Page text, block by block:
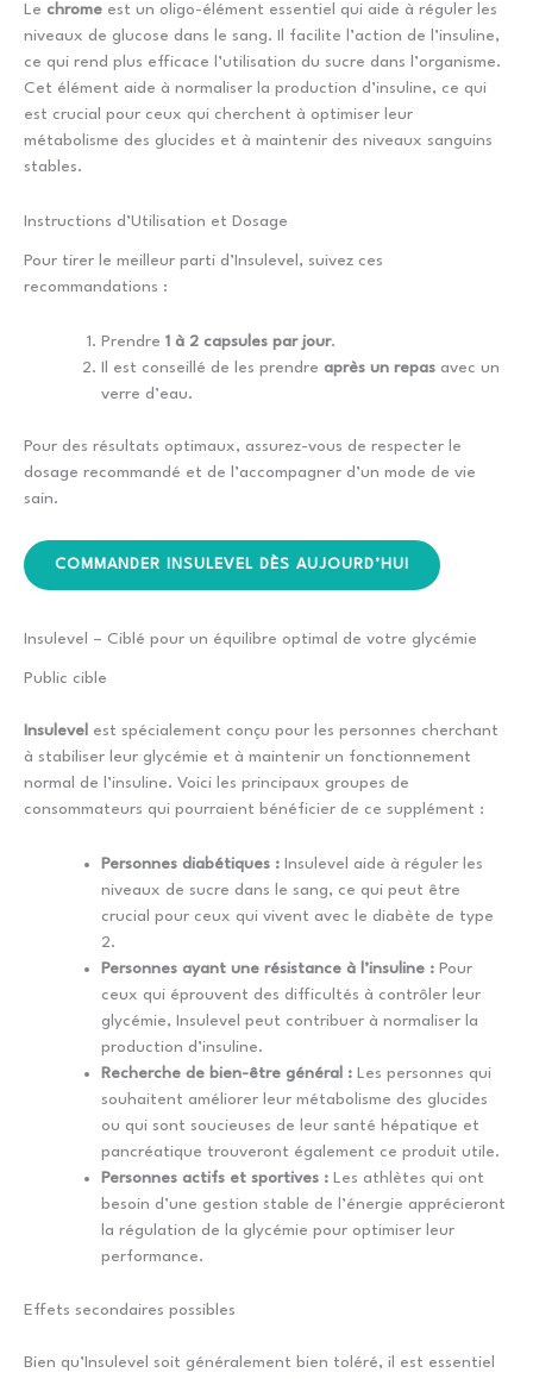
Le chrome est un oligo-élément essentiel qui aide à réguler les
niveaux de glucose dans le sang. Il facilite l’action de l’insuline,
ce qui rend plus efficace l’utilisation du sucre dans l’organisme.
Cet élément aide à normaliser la production d’insuline, ce qui
est crucial pour ceux qui cherchent à optimiser leur
métabolisme des glucides et à maintenir des niveaux sanguins
stables.
Instructions d’Utilisation et Dosage
Pour tirer le meilleur parti d’Insulevel, suivez ces
recommandations :
Prendre 1 à 2 capsules par jour.
Il est conseillé de les prendre après un repas avec un
verre d’eau.
Pour des résultats optimaux, assurez-vous de respecter le
dosage recommandé et de l’accompagner d’un mode de vie
sain.
COMMANDER INSULEVEL DÈS AUJOURD’HUI
Insulevel – Ciblé pour un équilibre optimal de votre glycémie
Public cible
Insulevel est spécialement conçu pour les personnes cherchant
à stabiliser leur glycémie et à maintenir un fonctionnement
normal de l’insuline. Voici les principaux groupes de
consommateurs qui pourraient bénéficier de ce supplément :
Personnes diabétiques : Insulevel aide à réguler les
niveaux de sucre dans le sang, ce qui peut être
crucial pour ceux qui vivent avec le diabète de type
2.
Personnes ayant une résistance à l’insuline : Pour
ceux qui éprouvent des difficultés à contrôler leur
glycémie, Insulevel peut contribuer à normaliser la
production d’insuline.
Recherche de bien-être général : Les personnes qui
souhaitent améliorer leur métabolisme des glucides
ou qui sont soucieuses de leur santé hépatique et
pancréatique trouveront également ce produit utile.
Personnes actifs et sportives : Les athlètes qui ont
besoin d’une gestion stable de l’énergie apprécieront
la régulation de la glycémie pour optimiser leur
performance.
Effets secondaires possibles
Bien qu’Insulevel soit généralement bien toléré, il est essentiel